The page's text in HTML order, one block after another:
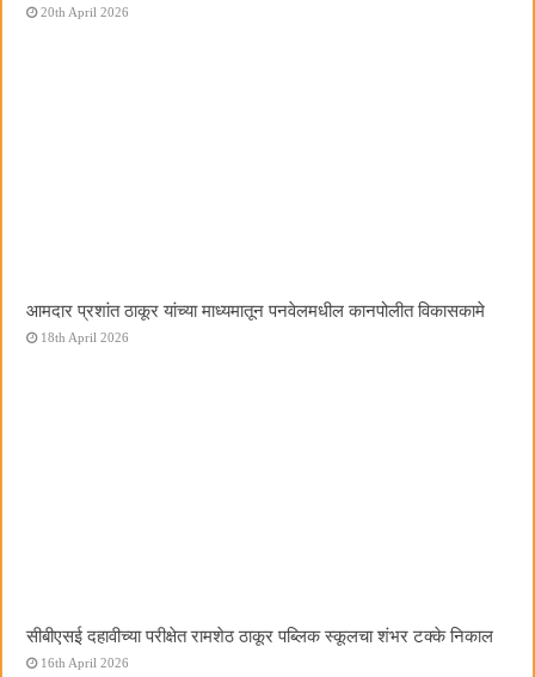
20th April 2026
आमदार प्रशांत ठाकूर यांच्या माध्यमातून पनवेलमधील कानपोलीत विकासकामे
18th April 2026
सीबीएसई दहावीच्या परीक्षेत रामशेठ ठाकूर पब्लिक स्कूलचा शंभर टक्के निकाल
16th April 2026